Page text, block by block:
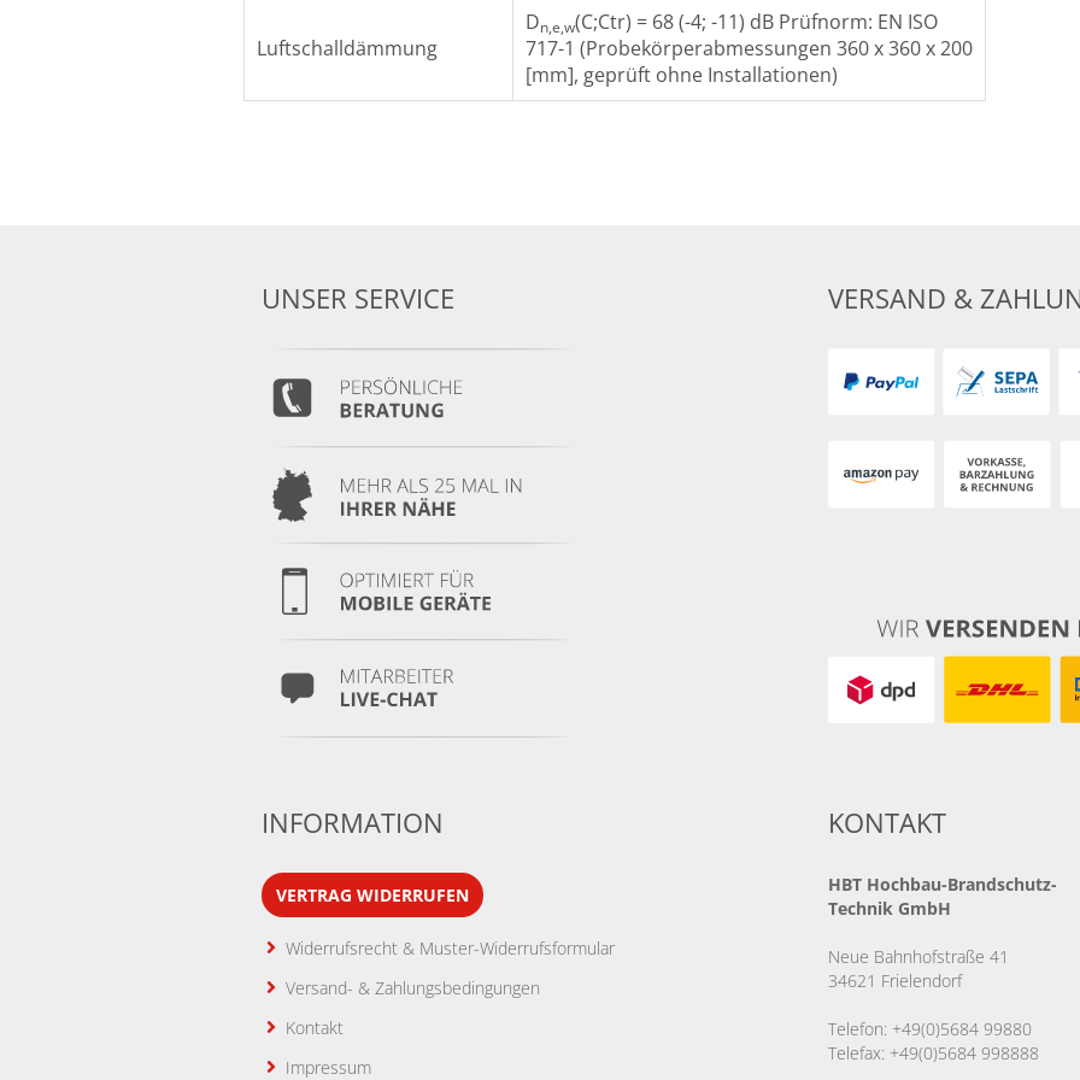
Luftschalldämmung
Dn,e,w(C;Ctr) = 68 (-4; -11) dB Prüfnorm: EN ISO
717-1 (Probekörperabmessungen 360 x 360 x 200
[mm], geprüft ohne Installationen)
UNSER SERVICE VERSAND &
INFORMATION
VERTRAG WIDERRUFEN
Widerrufsrecht & Muster-Widerrufsformular
Versand- & Zahlungsbedingungen
Kontakt
Impressum
KONTAKT
HBT Hochbau-Brandschutz-
Technik GmbH
Neue Bahnhofstraße 41
34621 Frielendorf
Telefon: +49(0)5684 99880
Telefax: +49(0)5684 998888